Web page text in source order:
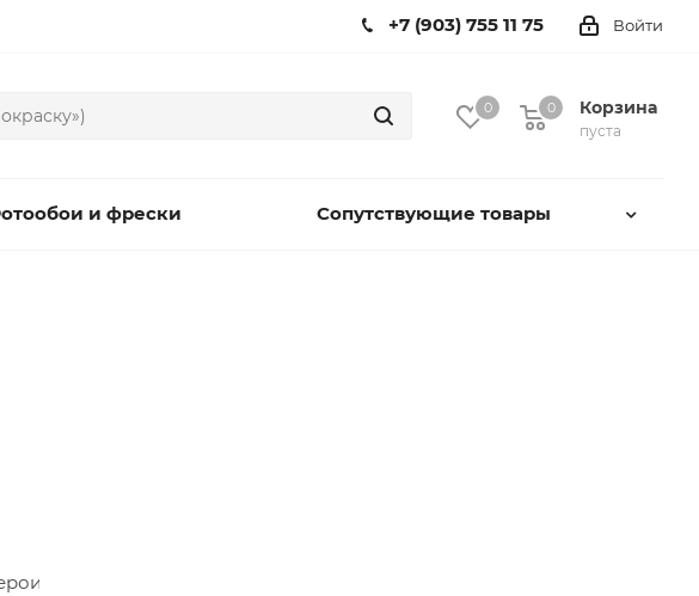
Войти
+7 (903) 755 11 75
0 Корзина
пуста
0
и фрески Сопутствующие товары